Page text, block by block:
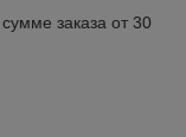
заказа от 30